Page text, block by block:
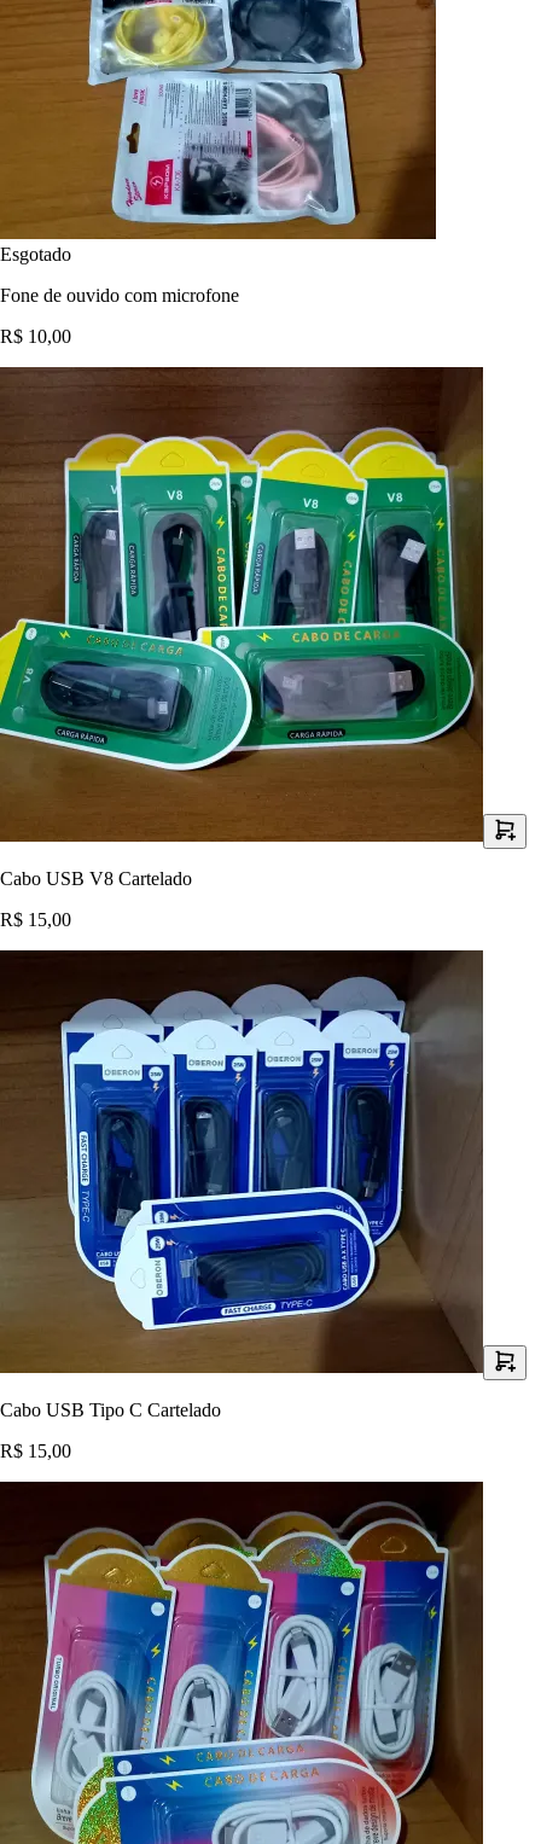
Esgotado
Fone de ouvido com microfone
R$ 10,00
Cabo USB V8 Cartelado
R$ 15,00
Cabo USB Tipo C Cartelado
R$ 15,00